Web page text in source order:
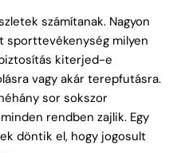
számítanak. Nagyon
sporttevékenység milyen
kiterjed-e
vagy akár terepfutásra.
sor sokszor
rendben zajlik. Egy
döntik el, hogy jogosult